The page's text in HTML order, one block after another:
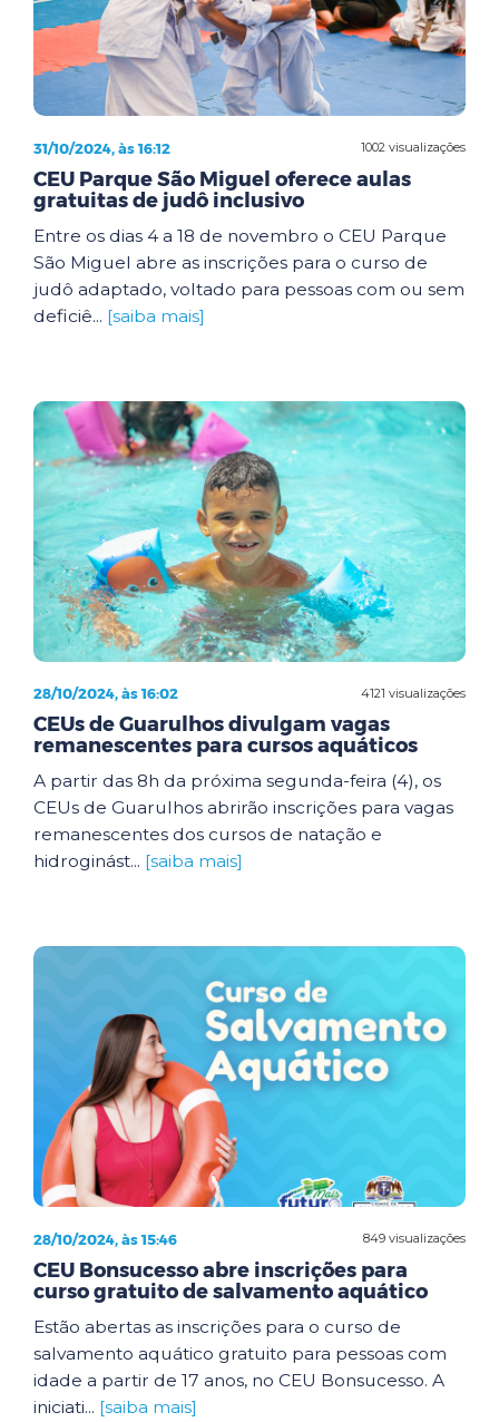
1002 visualizações
31/10/2024, às 16:12
CEU Parque São Miguel oferece aulas
gratuitas de judô inclusivo
Entre os dias 4 a 18 de novembro o CEU Parque
São Miguel abre as inscrições para o curso de
judô adaptado, voltado para pessoas com ou sem
deficiê... [saiba mais]
4121 visualizações
28/10/2024, às 16:02
CEUs de Guarulhos divulgam vagas
remanescentes para cursos aquáticos
A partir das 8h da próxima segunda-feira (4), os
CEUs de Guarulhos abrirão inscrições para vagas
remanescentes dos cursos de natação e
hidroginást... [saiba mais]
849 visualizações
28/10/2024, às 15:46
CEU Bonsucesso abre inscrições para
curso gratuito de salvamento aquático
Estão abertas as inscrições para o curso de
salvamento aquático gratuito para pessoas com
idade a partir de 17 anos, no CEU Bonsucesso. A
iniciati... [saiba mais]